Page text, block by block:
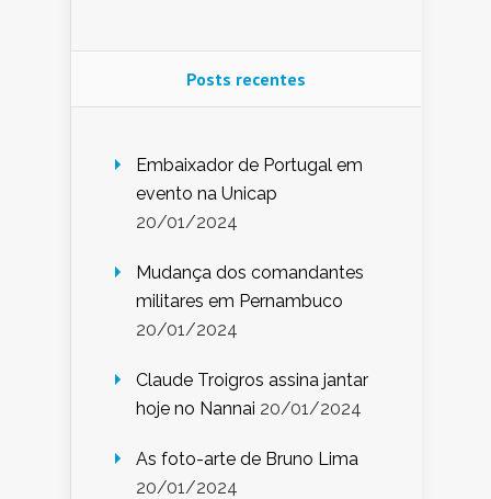
Posts recentes
Embaixador de Portugal em
evento na Unicap
20/01/2024
Mudança dos comandantes
militares em Pernambuco
20/01/2024
Claude Troigros assina jantar
hoje no Nannai 20/01/2024
As foto-arte de Bruno Lima
20/01/2024